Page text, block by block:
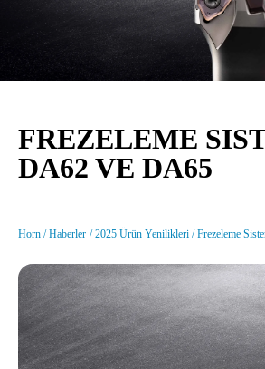
FREZELEME
DA62 VE DA65
Horn Haberler 2025 Ürün Yenilikleri Frezeleme